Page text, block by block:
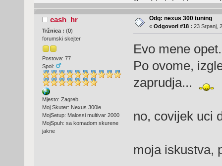
cash_hr
Tržnica : (0)
forumski skejter
Postova: 77
Spol:
Mjesto: Zagreb
Moj Skuter: Nexus 300ie
MojSetup: Malossi multivar 2000
MojSpuh: sa komadom skurene
jakne
Odg: nexus 300 tuning
« Odgovori #18 : 23 Srpanj,
Evo mene
Po ovome,
zaprudja...
no, covijek uci
moja iskustva,